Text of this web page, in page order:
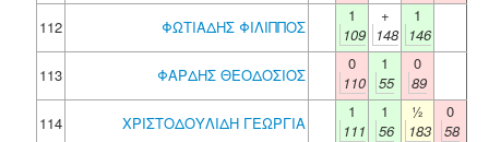
112
ΦΩΤΙΑΔΗΣ ΦΙΛΙΠΠΟΣ
1
109
+
148
1
146
113
ΦΑΡΔΗΣ ΘΕΟΔΟΣΙΟΣ
0
110
1
55
0
89
114
ΧΡΙΣΤΟΔΟΥΛΙΔΗ ΓΕΩΡΓΙΑ
1
111
1
56
½
183
0
58